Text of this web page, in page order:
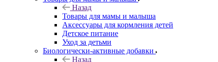
Назад
Товары для мамы и малыша
Аксессуары для кормления детей
Детское питание
Уход за детьми
Биологически-активные добавки
Назад